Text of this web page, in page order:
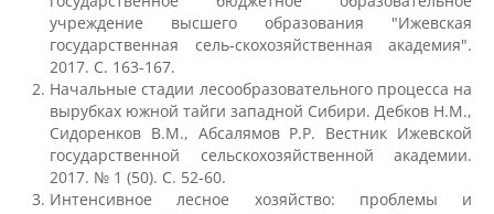
Материально-техническое
обеспечение и оснащенность
образовательного процесса
Стипендии и меры поддержки
обучающихся
учреждение высшего образования "Ижевская
государственная сель-скохозяйственная академия".
2017. С. 163-167.
Начальные стадии лесообразовательного процесса на
вырубках южной тайги западной Сибири. Дебков Н.М.,
Сидоренков В.М., Абсалямов Р.Р. Вестник Ижевской
государственной сельскохозяйственной академии.
2017. № 1 (50). С. 52-60.
Интенсивное лесное хозяйство: проблемы и